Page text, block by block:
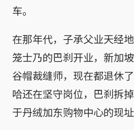
车。
在那年代，子承父业天经
笼士乃的巴刹开业，新加
谷帽裁缝师，现在都退休
哈还在坚守岗位，巴刹拆
于丹绒加东购物中心的现址